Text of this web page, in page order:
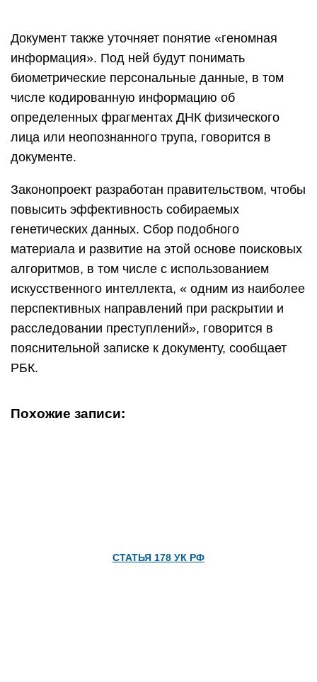
Документ также уточняет понятие «геномная
информация». Под ней будут понимать
биометрические персональные данные, в том
числе кодированную информацию об
определенных фрагментах ДНК физического
лица или неопознанного трупа, говорится в
документе.
Законопроект разработан правительством, чтобы
повысить эффективность собираемых
генетических данных. Сбор подобного
материала и развитие на этой основе поисковых
алгоритмов, в том числе с использованием
искусственного интеллекта, « одним из наиболее
перспективных направлений при раскрытии и
расследовании преступлений», говорится в
пояснительной записке к документу, сообщает
РБК.
Похожие записи:
СТАТЬЯ 178 УК РФ